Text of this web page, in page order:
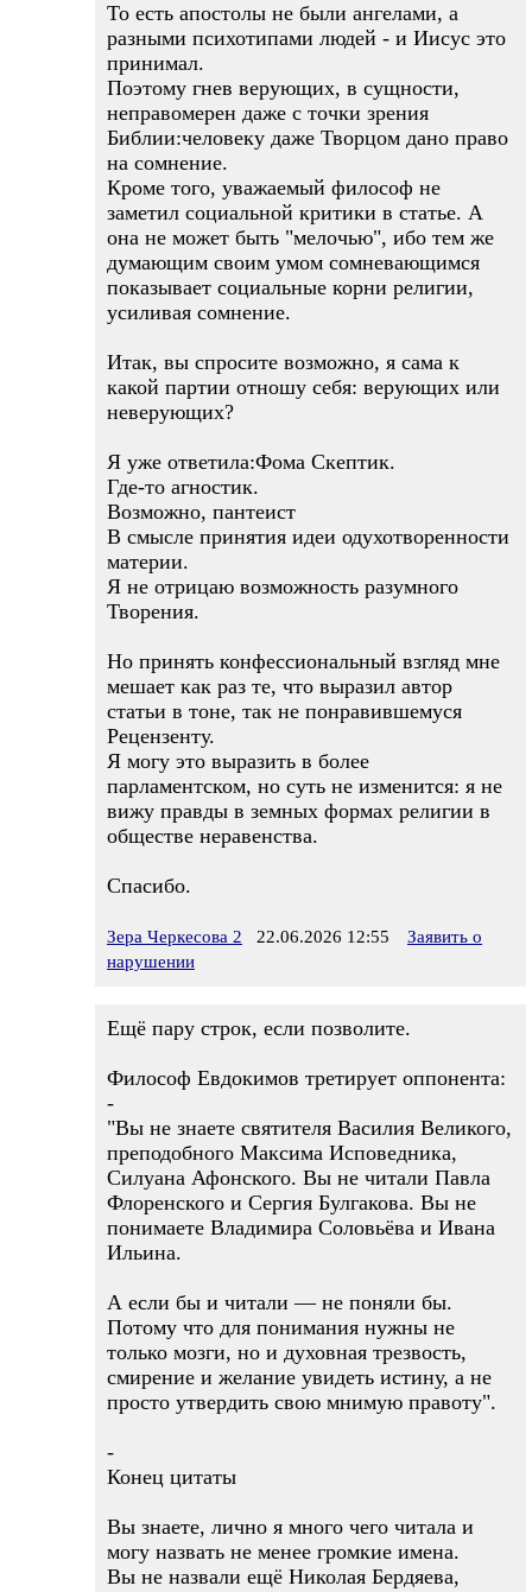
То есть апостолы не были ангелами, а
разными психотипами людей - и Иисус это
принимал.
Поэтому гнев верующих, в сущности,
неправомерен даже с точки зрения
Библии:человеку даже Творцом дано право
на сомнение.
Кроме того, уважаемый философ не
заметил социальной критики в статье. А
она не может быть "мелочью", ибо тем же
думающим своим умом сомневающимся
показывает социальные корни религии,
усиливая сомнение.
Итак, вы спросите возможно, я сама к
какой партии отношу себя: верующих или
неверующих?
Я уже ответила:Фома Скептик.
Где-то агностик.
Возможно, пантеист
В смысле принятия идеи одухотворенности
материи.
Я не отрицаю возможность разумного
Творения.
Но принять конфессиональный взгляд мне
мешает как раз те, что выразил автор
статьи в тоне, так не понравившемуся
Рецензенту.
Я могу это выразить в более
парламентском, но суть не изменится: я не
вижу правды в земных формах религии в
обществе неравенства.
Спасибо.
Зера Черкесова 2 22.06.2026 12:55
Заявить о
нарушении
Ещё пару строк, если позволите.
Философ Евдокимов третирует оппонента:
-
"Вы не знаете святителя Василия Великого,
преподобного Максима Исповедника,
Силуана Афонского. Вы не читали Павла
Флоренского и Сергия Булгакова. Вы не
понимаете Владимира Соловьёва и Ивана
Ильина.
А если бы и читали — не поняли бы.
Потому что для понимания нужны не
только мозги, но и духовная трезвость,
смирение и желание увидеть истину, а не
просто утвердить свою мнимую правоту".
-
Конец цитаты
Вы знаете, лично я много чего читала и
могу назвать не менее громкие имена.
Вы не назвали ещё Николая Бердяева,